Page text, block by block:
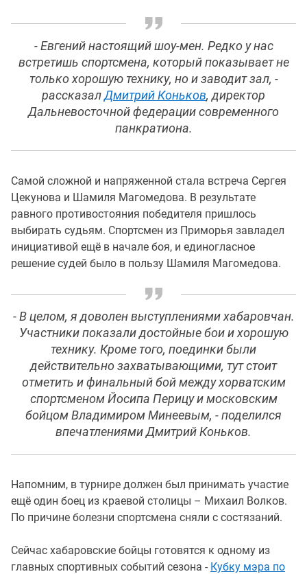
- Евгений настоящий шоу-мен. Редко у нас
встретишь спортсмена, который показывает не
только хорошую технику, но и заводит зал, -
рассказалДмитрий Коньков, директор
Дальневосточной федерации современного
панкратиона.
Самой сложной и напряженной стала встреча Сергея
Цекунова и Шамиля Магомедова. В результате
равного противостояния победителя пришлось
выбирать судьям. Спортсмен из Приморья завладел
инициативой ещё в начале боя, и единогласное
решение судей было в пользу Шамиля Магомедова.
- В целом, я доволен выступлениями хабаровчан.
Участники показали достойные бои и хорошую
технику. Кроме того, поединки были
действительно захватывающими, тут стоит
отметить и финальный бой между хорватским
спортсменом Йосипа Перицу и московским
бойцом Владимиром Минеевым, - поделился
впечатлениями Дмитрий Коньков.
Напомним, в турнире должен был принимать участие
ещё один боец из краевой столицы – Михаил Волков.
По причине болезни спортсмена сняли с состязаний.
Сейчас хабаровские бойцы готовятся к одному из
главных спортивных событий сезона - Кубку мэра по